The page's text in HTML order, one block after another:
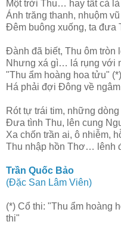
Một trời Thu… hay tất cả
Ánh trăng thanh, nhuộm
Đêm buông xuống, ta đưa
Đành đã biết, Thu ôm tròn
Nhưng xá gì… lá rụng với
"Thu ẩm hoàng hoa tửu"
Há phải đợi Đông về
Rót tự trái tim, những dòng
Đưa tình Thu, lên cung
Xa chốn trần ai, ô nhiễm,
Thu nhập hồn Thơ… lênh
Trần Quốc Bảo
(Đặc San Lâm Viên)
(*) Cổ thi: "Thu ẩm hoàng
thi"